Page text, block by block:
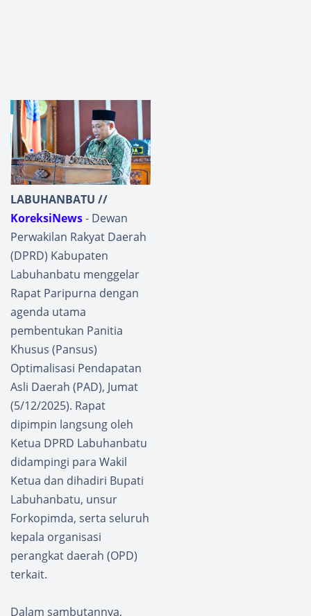
LABUHANBATU //
KoreksiNews- Dewan
Perwakilan Rakyat Daerah
(DPRD) Kabupaten
Labuhanbatu menggelar
Rapat Paripurna dengan
agenda utama
pembentukan Panitia
Khusus (Pansus)
Optimalisasi Pendapatan
Asli Daerah (PAD), Jumat
(5/12/2025). Rapat
dipimpin langsung oleh
Ketua DPRD Labuhanbatu
didampingi para Wakil
Ketua dan dihadiri Bupati
Labuhanbatu, unsur
Forkopimda, serta seluruh
kepala organisasi
perangkat daerah (OPD)
terkait.
Dalam sambutannya,